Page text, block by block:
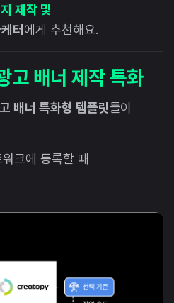
제작 및
터에게 추천해요.
배너 제작 특화
배너 특화형 템플릿들이
크에 등록할 때